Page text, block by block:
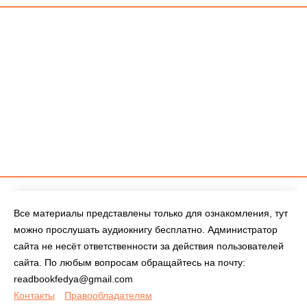
Все материалы представлены только для ознакомления, тут
можно прослушать аудиокнигу бесплатно. Администратор
сайта не несёт ответственности за действия пользователей
сайта. По любым вопросам обращайтесь на почту:
readbookfedya@gmail.com
Контакты
Правообладателям